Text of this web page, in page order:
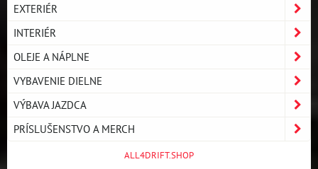
EXTERIÉR
INTERIÉR
OLEJE A NÁPLNE
VYBAVENIE DIELNE
VÝBAVA JAZDCA
PRÍSLUŠENSTVO A MERCH
ALL4DRIFT.SHOP